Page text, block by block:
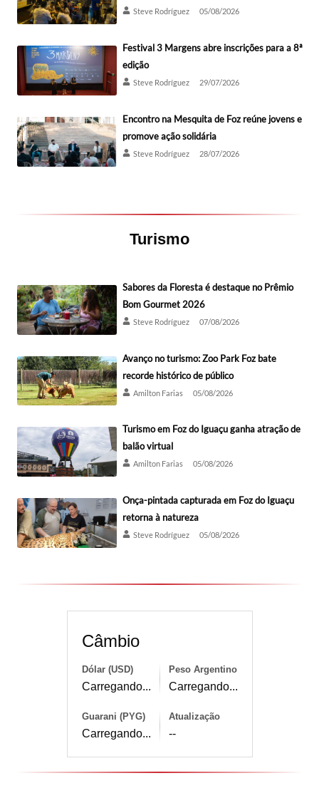
Steve Rodríguez 05/08/2026
Festival 3 Margens abre inscrições para a 8ª
edição
Steve Rodríguez 29/07/2026
Encontro na Mesquita de Foz reúne jovens e
promove ação solidária
Steve Rodríguez 28/07/2026
Turismo
Sabores da Floresta é destaque no Prêmio
Bom Gourmet 2026
Steve Rodríguez 07/08/2026
Avanço no turismo: Zoo Park Foz bate
recorde histórico de público
Amilton Farias 05/08/2026
Turismo em Foz do Iguaçu ganha atração de
balão virtual
Amilton Farias 05/08/2026
Onça-pintada capturada em Foz do Iguaçu
retorna à natureza
Steve Rodríguez 05/08/2026
Câmbio
Dólar (USD)
Carregando...
Peso Argentino
Carregando...
Guarani (PYG)
Carregando...
Atualização
--